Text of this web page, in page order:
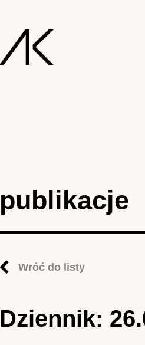
publikacje
Wróć do listy
Dziennik: